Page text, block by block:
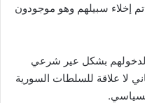
إخلاء سبيلهم وهو موجودون
لدخولهم بشكل عير شرعي
لا علاقة للسلطات السورية